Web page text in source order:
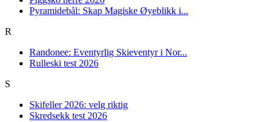
Pyramidebål: Skap Magiske Øyeblikk i...
R
Randonee: Eventyrlig Skieventyr i Nor...
Rulleski test 2026
S
Skifeller 2026: velg riktig
Skredsekk test 2026